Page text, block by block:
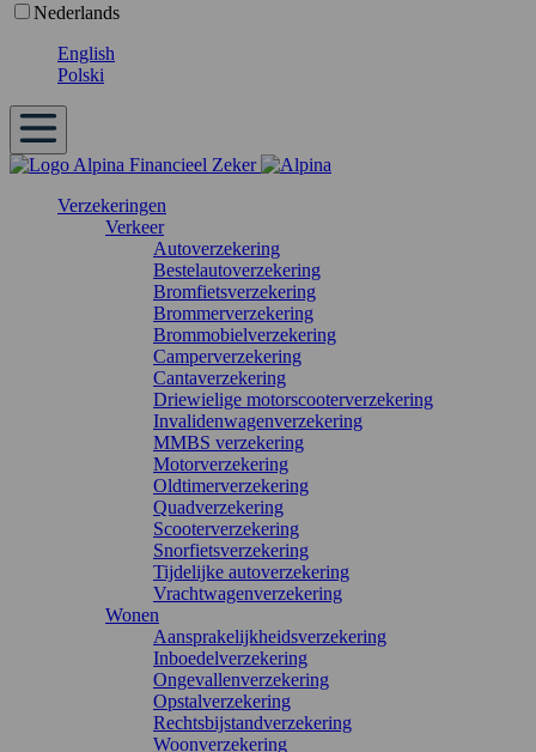
Nederlands
English
Polski
Verzekeringen
Verkeer
Autoverzekering
Bestelautoverzekering
Bromfietsverzekering
Brommerverzekering
Brommobielverzekering
Camperverzekering
Cantaverzekering
Driewielige motorscooterverzekering
Invalidenwagenverzekering
MMBS verzekering
Motorverzekering
Oldtimerverzekering
Quadverzekering
Scooterverzekering
Snorfietsverzekering
Tijdelijke autoverzekering
Vrachtwagenverzekering
Wonen
Aansprakelijkheidsverzekering
Inboedelverzekering
Ongevallenverzekering
Opstalverzekering
Rechtsbijstandverzekering
Woonverzekering